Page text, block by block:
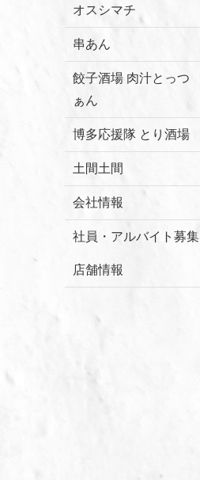
オスシマチ
串あん
餃子酒場 肉汁とっつ
ぁん
博多応援隊 とり酒場
土間土間
会社情報
社員・アルバイト募集
店舗情報